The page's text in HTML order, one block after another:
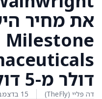
את מחיר
Milestone
דולר מ-5 דולר
דה פליי (TheFly) 15 בדצמבר 2025